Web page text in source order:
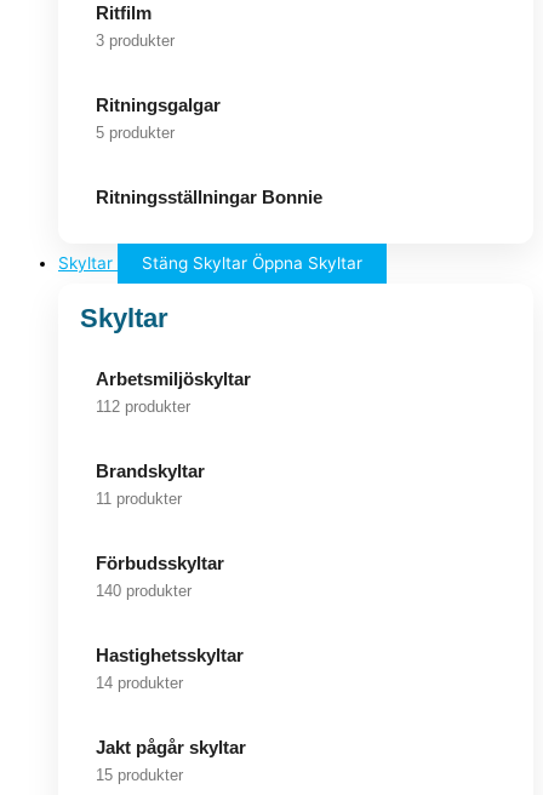
Ritfilm
3 produkter
Ritningsgalgar
5 produkter
Ritningsställningar Bonnie
Skyltar Stäng Skyltar Öppna Skyltar
Skyltar
Arbetsmiljöskyltar
112 produkter
Brandskyltar
11 produkter
Förbudsskyltar
140 produkter
Hastighetsskyltar
14 produkter
Jakt pågår skyltar
15 produkter